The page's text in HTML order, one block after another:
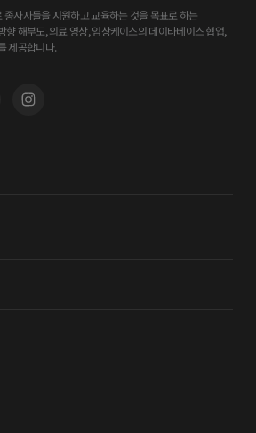
사자들을 지원하고 교육하는 것을 목표로 하는
향 해부도, 의료 영상, 임상케이스의 데이타베이스 협업,
제공합니다.